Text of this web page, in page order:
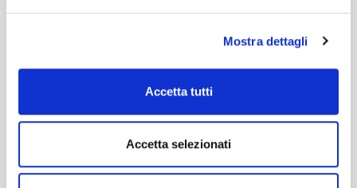
Mostra dettagli
Accetta tutti
Accetta selezionati